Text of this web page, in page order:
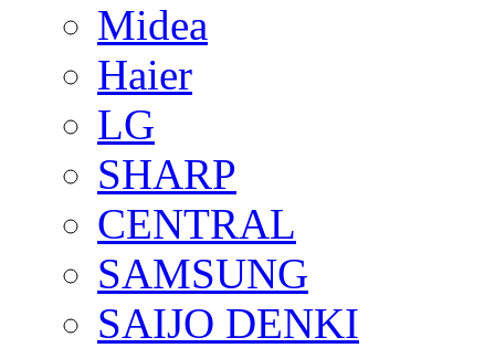
Midea
Haier
LG
SHARP
CENTRAL
SAMSUNG
SAIJO DENKI